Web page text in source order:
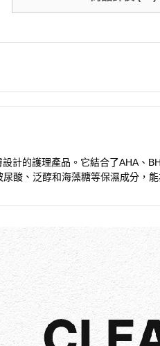
計的護理產品。它結合了AHA、
酸、泛醇和海藻糖等保濕成分，